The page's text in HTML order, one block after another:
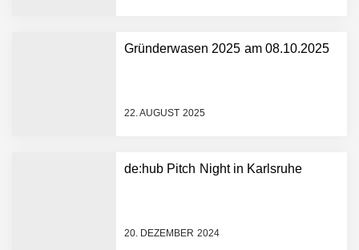
Gründerwasen 2025 am 08.10.2025
22. AUGUST 2025
de:hub Pitch Night in Karlsruhe
20. DEZEMBER 2024
Dollar bekannt, um den
Plattform zu beschleunigen
NEURA Robotics und
AI breit auszurollen